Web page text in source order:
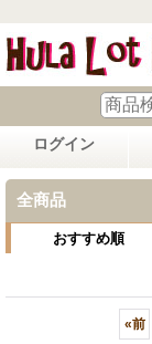
ログイン
全商品
おすすめ順
«前